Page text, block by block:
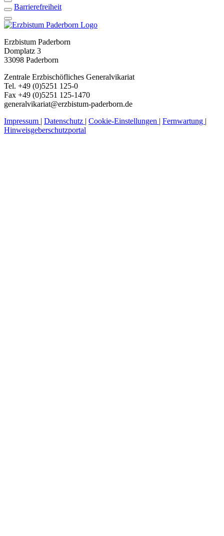
Barrierefreiheit
Erzbistum Paderborn
Domplatz 3
33098 Paderborn
Zentrale Erzbischöfliches Generalvikariat
Tel. +49 (0)5251 125-0
Fax +49 (0)5251 125-1470
generalvikariat@erzbistum-paderborn.de
Impressum | Datenschutz | Cookie-Einstellungen | Fernwartung |
Hinweisgeberschutzportal